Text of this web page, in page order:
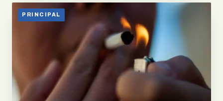
PRINCIPAL